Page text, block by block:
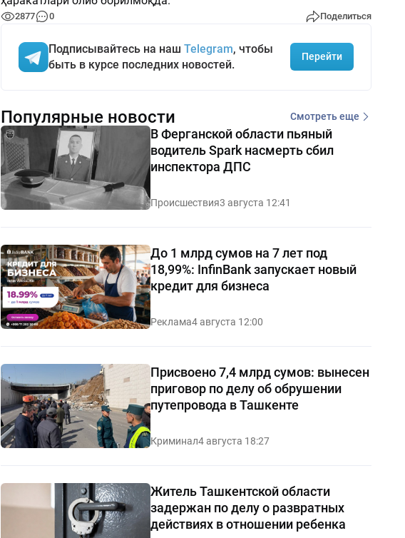
2877 0 Поделиться
Подписывайтесь на наш Telegram, чтобы
быть в курсе последних новостей.
Перейти
Популярные новости Смотреть еще
В Ферганской области пьяный
водитель Spark насмерть сбил
инспектора ДПС
Происшествия3 августа 12:41
До 1 млрд сумов на 7 лет под
18,99%: InfinBank запускает новый
кредит для бизнеса
Реклама4 августа 12:00
Присвоено 7,4 млрд сумов: вынесен
приговор по делу об обрушении
путепровода в Ташкенте
Криминал4 августа 18:27
Житель Ташкентской области
задержан по делу о развратных
действиях в отношении ребенка